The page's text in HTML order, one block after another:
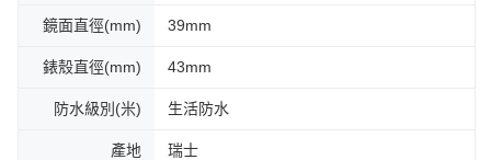
鏡面直徑(mm) 39mm
錶殼直徑(mm) 43mm
防水級別(米) 生活防水
產地 瑞士